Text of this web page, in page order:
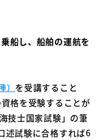
船し、船舶の運航を
を受講すること
格を受験することが
技士国家試験」の筆
述試験に合格すれば6